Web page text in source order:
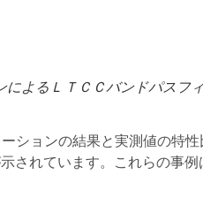
よるＬＴＣＣバンドパスフ
ションの結果と実測値の特
されています。これらの事